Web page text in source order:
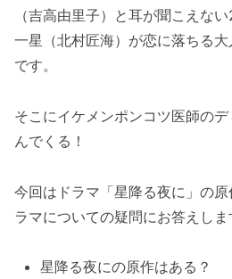
（吉高由里子）と耳が聞こえな
一星（北村匠海）が恋に落ちる
です。
そこにイケメンポンコツ医師の
んでくる！
今回はドラマ「星降る夜に」の
ラマについての疑問にお答えしま
星降る夜にの原作はある？